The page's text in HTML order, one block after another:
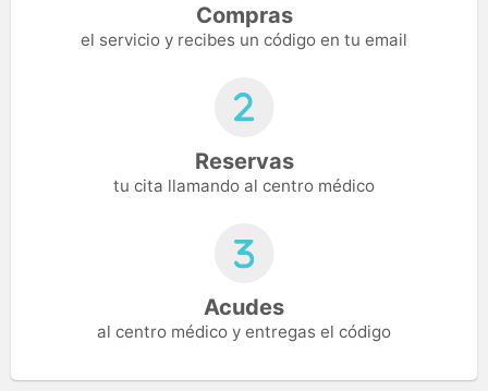
Compras
el servicio y recibes un código en tu email
Reservas
tu cita llamando al centro médico
Acudes
al centro médico y entregas el código